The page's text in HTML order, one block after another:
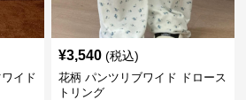
イド
¥3,540 (税込)
花柄 パンツリブワイド ドロース
トリング